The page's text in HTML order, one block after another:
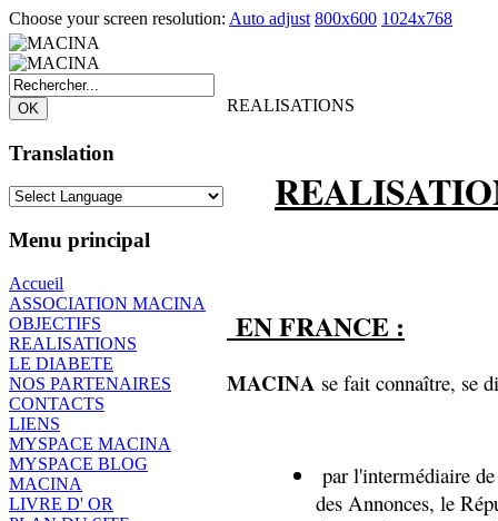
Choose your screen resolution: Auto adjust 800x600 1024x768
Translation
Menu principal
Accueil
ASSOCIATION MACINA
OBJECTIFS
REALISATIONS
LE DIABETE
NOS PARTENAIRES
CONTACTS
LIENS
MYSPACE MACINA
MYSPACE BLOG
MACINA
LIVRE D' OR
REALISATIONS
EN FRANCE :
MACINA se fait connaître, se
par l'intermédiaire
des Annonces, le